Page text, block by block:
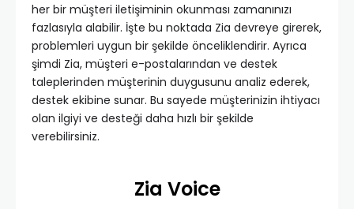
her bir müşteri iletişiminin okunması zamanınızı
fazlasıyla alabilir. İşte bu noktada Zia devreye girerek,
problemleri uygun bir şekilde önceliklendirir. Ayrıca
şimdi Zia, müşteri e-postalarından ve destek
taleplerinden müşterinin duygusunu analiz ederek,
destek ekibine sunar. Bu sayede müşterinizin ihtiyacı
olan ilgiyi ve desteği daha hızlı bir şekilde
verebilirsiniz.
Zia Voice